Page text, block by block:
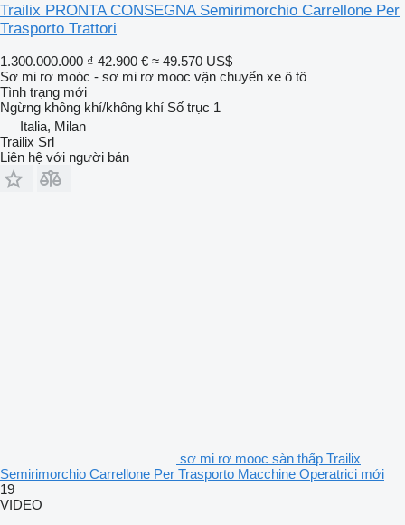
Trailix PRONTA CONSEGNA Semirimorchio Carrellone Per
Trasporto Trattori
1.300.000.000 ₫ 42.900 € ≈ 49.570 US$
Sơ mi rơ moóc - sơ mi rơ mooc vận chuyển xe ô tô
Tình trạng mới
Ngừng không khí/không khí Số trục 1
Italia, Milan
Trailix Srl
Liên hệ với người bán
sơ mi rơ mooc sàn thấp Trailix
Semirimorchio Carrellone Per Trasporto Macchine Operatrici mới
19
VIDEO